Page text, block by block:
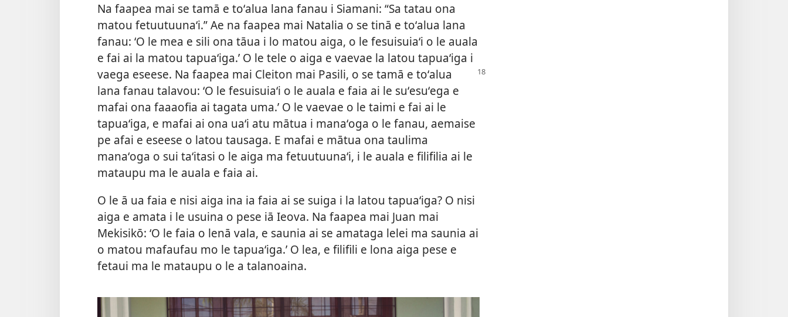
Na faapea mai se tamā e toʻalua lana fanau i Siamani: “Sa tatau ona
matou fetuutuunaʻi.” Ae na faapea mai Natalia o se tinā e toʻalua lana
fanau: ʻO le mea e sili ona tāua i lo matou aiga, o le fesuisuiaʻi o le auala
e fai ai la matou tapuaʻiga.’ O le tele o aiga e vaevae la latou tapuaʻiga i
vaega eseese. Na faapea mai Cleiton mai Pasili, o se tamā e toʻalua
lana fanau talavou: ʻO le fesuisuiaʻi o le auala e faia ai le suʻesuʻega e
mafai ona faaaofia ai tagata uma.’ O le vaevae o le taimi e fai ai le
tapuaʻiga, e mafai ai ona uaʻi atu mātua i manaʻoga o le fanau, aemaise
pe afai e eseese o latou tausaga. E mafai e mātua ona taulima
manaʻoga o sui taʻitasi o le aiga ma fetuutuunaʻi, i le auala e filifilia ai le
mataupu ma le auala e faia ai.
O le ā ua faia e nisi aiga ina ia faia ai se suiga i la latou tapuaʻiga? O nisi
aiga e amata i le usuina o pese iā Ieova. Na faapea mai Juan mai
Mekisikō: ʻO le faia o lenā vala, e saunia ai se amataga lelei ma saunia ai
o matou mafaufau mo le tapuaʻiga.’ O lea, e filifili e lona aiga pese e
fetaui ma le mataupu o le a talanoaina.